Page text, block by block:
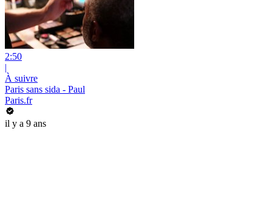
2:50
|
À suivre
Paris sans sida - Paul
Paris.fr
il y a 9 ans